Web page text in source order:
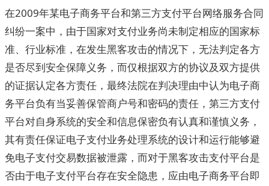
在2009年某电子商务平台和第三方支付平台网络服务合同
纠纷一案中，由于国家对支付业务尚未制定相应的国家标
准、行业标准，在发生黑客攻击的情况下，无法判定各方
是否尽到安全保障义务，而仅根据双方的协议及双方提供
的证据认定各方责任，最终法院在判决理由中认为电子商
务平台负有当妥善保管商户号和密码的责任，第三方支付
平台对自身系统的安全和信息保密负有认真和谨慎义务，
其有责任保证电子支付业务处理系统的设计和运行能够避
免电子支付交易数据被泄露，而对于黑客攻击支付平台是
否由于电子支付平台存在安全隐患，应由电子商务平台即